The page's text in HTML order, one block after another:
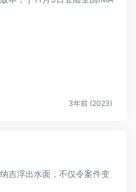
3年前 (2023)
吉浮出水面，不仅令案件变